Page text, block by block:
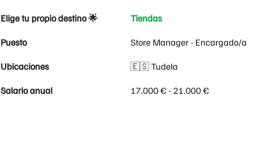
Elige tu propio destino 🌟 Tiendas
Puesto Store Manager - Encargado/a
Ubicaciones 🇪🇸 Tudela
Salario anual 17.000 € - 21.000 €